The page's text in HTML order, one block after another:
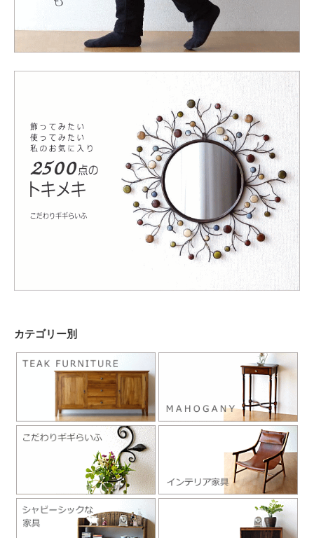
カテゴリー別